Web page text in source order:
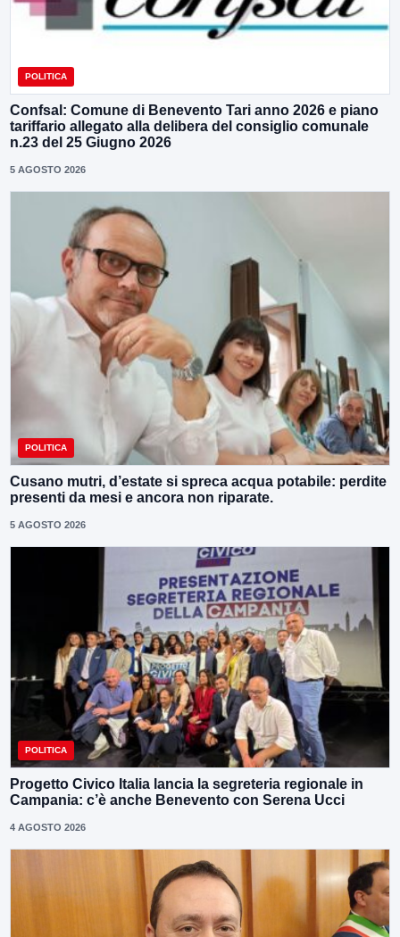
POLITICA
Confsal: Comune di Benevento Tari anno 2026 e piano
tariffario allegato alla delibera del consiglio comunale
n.23 del 25 Giugno 2026
5 AGOSTO 2026
POLITICA
Cusano mutri, d’estate si spreca acqua potabile: perdite
presenti da mesi e ancora non riparate.
5 AGOSTO 2026
POLITICA
Progetto Civico Italia lancia la segreteria regionale in
Campania: c’è anche Benevento con Serena Ucci
4 AGOSTO 2026